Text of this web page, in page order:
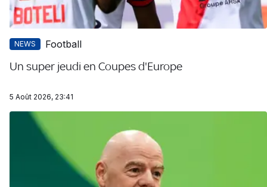
NEWS Football
Un super jeudi en Coupes d'Europe
5 Août 2026, 23:41